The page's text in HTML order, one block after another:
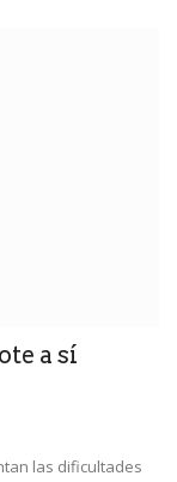
a sí
las dificultades